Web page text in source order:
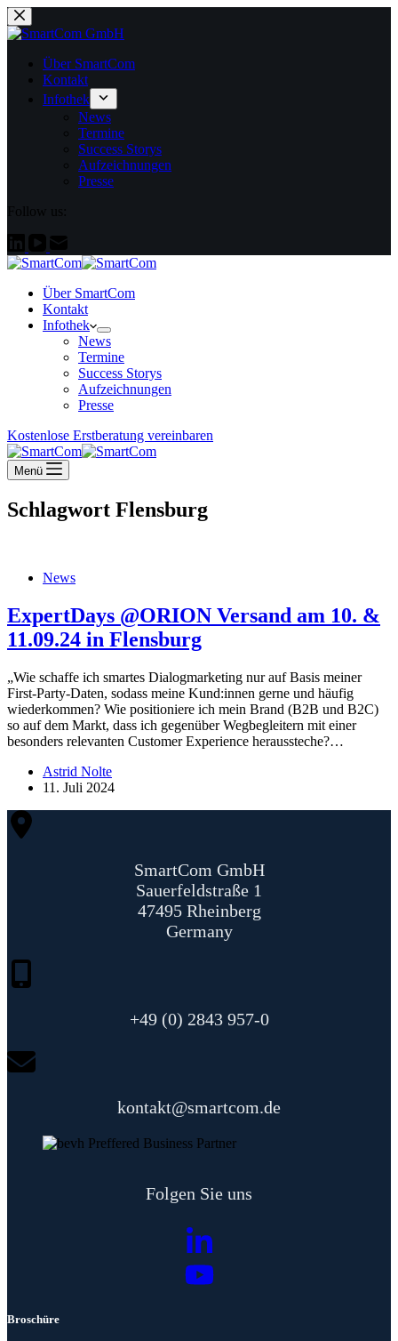
Zum
Inhalt
Über SmartCom
Kontakt
Infothek
News
Termine
Success Storys
Aufzeichnungen
Presse
Follow us:
Über SmartCom
Kontakt
Infothek
News
Termine
Success Storys
Aufzeichnungen
Presse
Kostenlose Erstberatung vereinbaren
Menü
Schlagwort Flensburg
News
ExpertDays @ORION Versand am 10. &
11.09.24 in Flensburg
„Wie schaffe ich smartes Dialogmarketing nur auf Basis meiner
First-Party-Daten, sodass meine Kund:innen gerne und häufig
wiederkommen? Wie positioniere ich mein Brand (B2B und B2C)
so auf dem Markt, dass ich gegenüber Wegbegleitern mit einer
besonders relevanten Customer Experience heraussteche?…
Astrid Nolte
11. Juli 2024
SmartCom GmbH
Sauerfeldstraße 1
47495 Rheinberg
Germany
+49 (0) 2843 957-0
kontakt@smartcom.de
Folgen Sie uns
Broschüre